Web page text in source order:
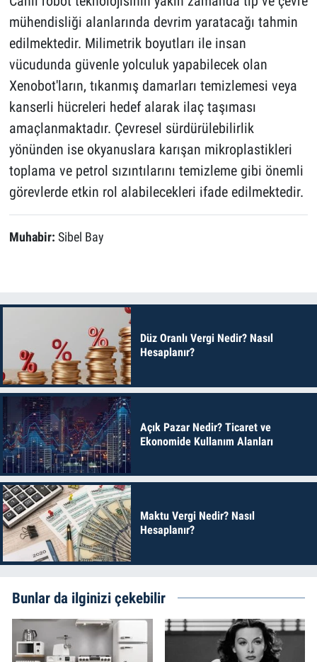
mühendisliği alanlarında devrim yaratacağı tahmin
edilmektedir. Milimetrik boyutları ile insan
vücudunda güvenle yolculuk yapabilecek olan
Xenobot'ların, tıkanmış damarları temizlemesi veya
kanserli hücreleri hedef alarak ilaç taşıması
amaçlanmaktadır. Çevresel sürdürülebilirlik
yönünden ise okyanuslara karışan mikroplastikleri
toplama ve petrol sızıntılarını temizleme gibi önemli
görevlerde etkin rol alabilecekleri ifade edilmektedir.
Muhabir: Sibel Bay
Düz Oranlı Vergi Nedir? Nasıl
Hesaplanır?
Açık Pazar Nedir? Ticaret ve
Ekonomide Kullanım Alanları
Maktu Vergi Nedir? Nasıl
Hesaplanır?
Bunlar da ilginizi çekebilir